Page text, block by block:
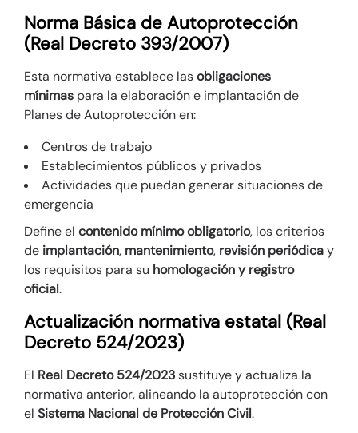
Norma Básica de Autoprotección
(Real Decreto 393/2007)
Esta normativa establece lasobligaciones
mínimas para la elaboración e implantación de
Planes de Autoprotección en:
Centros de trabajo
Establecimientos públicos y privados
Actividades que puedan generar situaciones de
emergencia
Define el contenido mínimo obligatorio, los criterios
de implantación, mantenimiento, revisión periódicay
los requisitos para su homologación y registro
oficial.
Actualización normativa estatal (Real
Decreto 524/2023)
El Real Decreto 524/2023sustituye y actualiza la
normativa anterior, alineando la autoprotección con
el Sistema Nacional de Protección Civil.